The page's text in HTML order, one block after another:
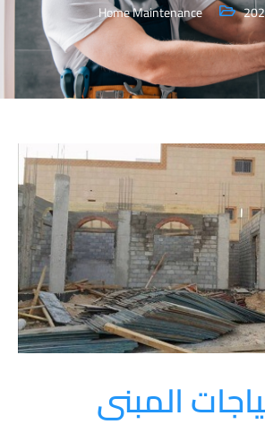
Home Maintenance
المبنى